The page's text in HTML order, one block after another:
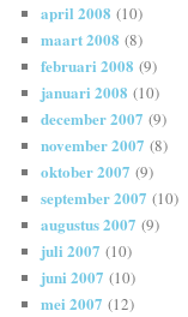
april 2008 (10)
maart 2008 (8)
februari 2008 (9)
januari 2008 (10)
december 2007 (9)
november 2007 (8)
oktober 2007 (9)
september 2007 (10)
augustus 2007 (9)
juli 2007 (10)
juni 2007 (10)
mei 2007 (12)